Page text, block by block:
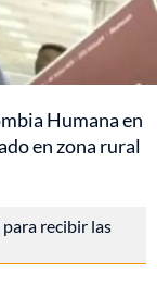
Humana en
en zona rural
, para recibir las